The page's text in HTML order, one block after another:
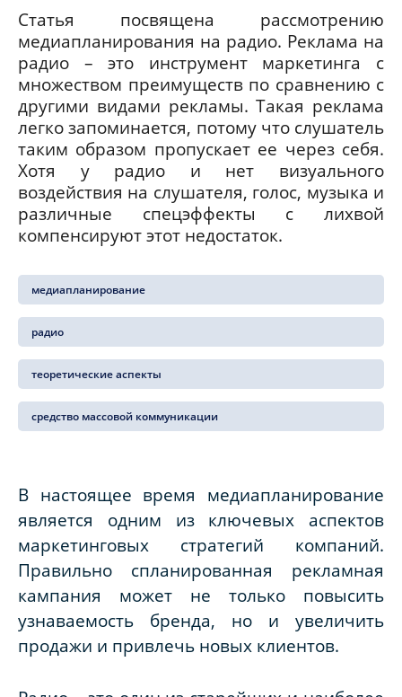
Статья посвящена рассмотрению
медиапланирования на радио. Реклама на
радио – это инструмент маркетинга с
множеством преимуществ по сравнению с
другими видами рекламы. Такая реклама
легко запоминается, потому что слушатель
таким образом пропускает ее через себя.
Хотя у радио и нет визуального
воздействия на слушателя, голос, музыка и
различные спецэффекты с лихвой
компенсируют этот недостаток.
медиапланирование
радио
теоретические аспекты
средство массовой коммуникации
В настоящее время медиапланирование
является одним из ключевых аспектов
маркетинговых стратегий компаний.
Правильно спланированная рекламная
кампания может не только повысить
узнаваемость бренда, но и увеличить
продажи и привлечь новых клиентов.